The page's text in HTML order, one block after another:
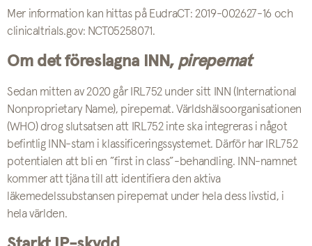
Mer information kan hittas på EudraCT: 2019-002627-16 och
clinicaltrials.gov: NCT05258071.
Om det föreslagna INN, pirepemat
Sedan mitten av 2020 går IRL752 under sitt INN (International
Nonproprietary Name), pirepemat. Världshälsoorganisationen
(WHO) drog slutsatsen att IRL752 inte ska integreras i något
befintlig INN-stam i klassificeringssystemet. Därför har IRL752
potentialen att bli en ”first in class”-behandling. INN-namnet
kommer att tjäna till att identifiera den aktiva
läkemedelssubstansen pirepemat under hela dess livstid, i
hela världen.